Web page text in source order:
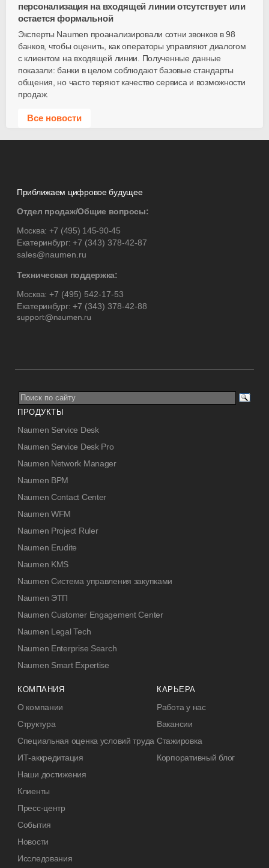
персонализация на входящей линии отсутствует или
остается формальной
Эксперты Naumen проанализировали сотни звонков в 98
банков, чтобы оценить, как операторы управляют диалогом
с клиентом на входящей линии. Полученные данные
показали: банки в целом соблюдают базовые стандарты
общения, но часто теряют качество сервиса и возможности
продаж.
Все новости
Приближаем цифровое будущее
Отдел продаж/Общие вопросы:
Москва: +7 (495) 145-90-45
Екатеринбург:+7 (343) 378-42-87
sales@naumen.ru
Техническая поддержка:
Москва: +7 (495) 542-17-53
Екатеринбург:+7 (343) 378-42-88
ПРОДУКТЫ
Naumen Service Desk
Naumen Service Desk Pro
Naumen Network Manager
Naumen BPM
Naumen Contact Center
Naumen WFM
Naumen Project Ruler
Naumen Erudite
Naumen KMS
Naumen Система управления закупками
Naumen ЭТП
Naumen Customer Engagement Center
Naumen Legal Tech
Naumen Enterprise Search
Naumen Smart Expertise
КОМПАНИЯ
О компании
Структура
Специальная оценка условий труда
ИТ-аккредитация
Наши достижения
Клиенты
Пресс-центр
События
Новости
Исследования
КАРЬЕРА
Работа у нас
Вакансии
Стажировка
Корпоративный блог